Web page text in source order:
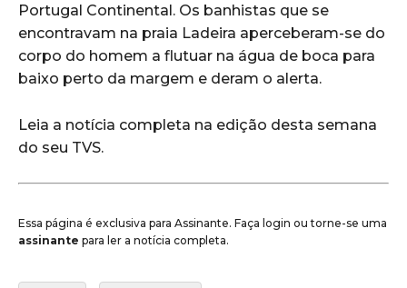
Portugal Continental. Os banhistas que se
encontravam na praia Ladeira aperceberam-se do
corpo do homem a flutuar na água de boca para
baixo perto da margem e deram o alerta.
Leia a notícia completa na edição desta semana
do seu TVS.
Essa página é exclusiva para Assinante. Faça login ou torne-se uma
assinante para ler a notícia completa.